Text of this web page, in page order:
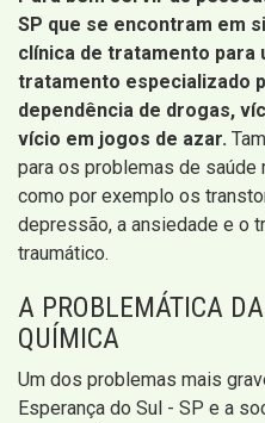
SP que se encontram em
clínica de tratamento
tratamento especializado
dependência de drogas,
vício em jogos de azar.
para os problemas de
como por exemplo os
depressão, a ansiedade e o
traumático.
A PROBLEMÁTICA
QUÍMICA
Um dos problemas mais
Esperança do Sul - SP e a